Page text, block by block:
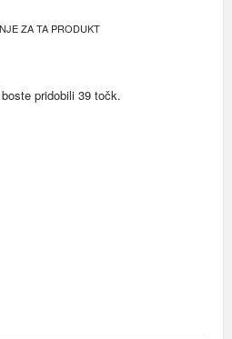
ZA TA PRODUKT
pridobili 39 točk.